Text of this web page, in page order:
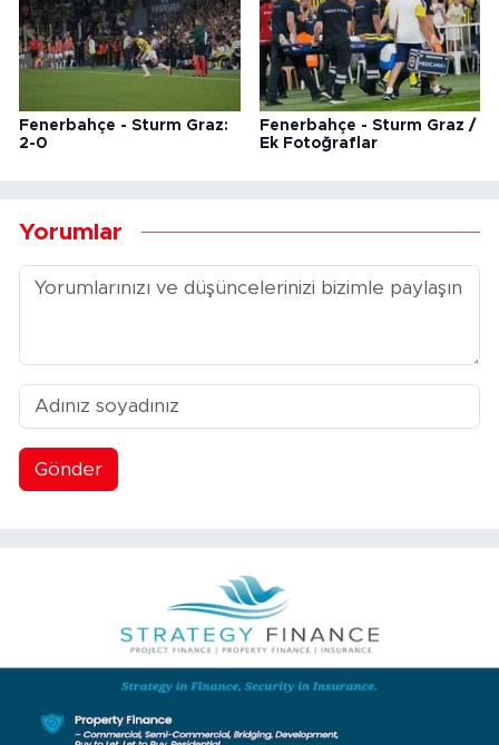
Fenerbahçe - Sturm Graz:
2-0
Fenerbahçe - Sturm Graz /
Ek Fotoğraflar
Yorumlar
Gönder